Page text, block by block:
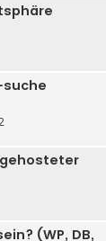
(WP, DB,